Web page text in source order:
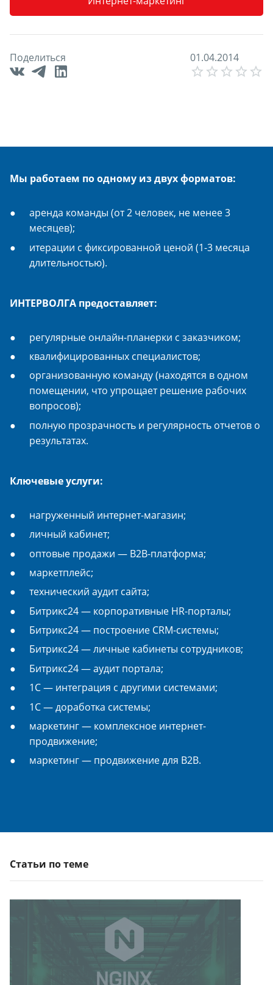
Поделиться 01.04.2014
Мы работаем по одному из двух форматов:
аренда команды (от 2 человек, не менее 3
месяцев);
итерации с фиксированной ценой (1-3 месяца
длительностью).
ИНТЕРВОЛГА предоставляет:
регулярные онлайн-планерки с заказчиком;
квалифицированных специалистов;
организованную команду (находятся в одном
помещении, что упрощает решение рабочих
вопросов);
полную прозрачность и регулярность отчетов о
результатах.
Ключевые услуги:
нагруженный интернет-магазин;
личный кабинет;
оптовые продажи — B2B-платформа;
маркетплейс;
технический аудит сайта;
Битрикс24 — корпоративные HR-порталы;
Битрикс24 — построение CRM-системы;
Битрикс24 — личные кабинеты сотрудников;
Битрикс24 — аудит портала;
1С — интеграция с другими системами;
1С — доработка системы;
маркетинг — комплексное интернет-
продвижение;
маркетинг — продвижение для B2B.
Статьи по теме